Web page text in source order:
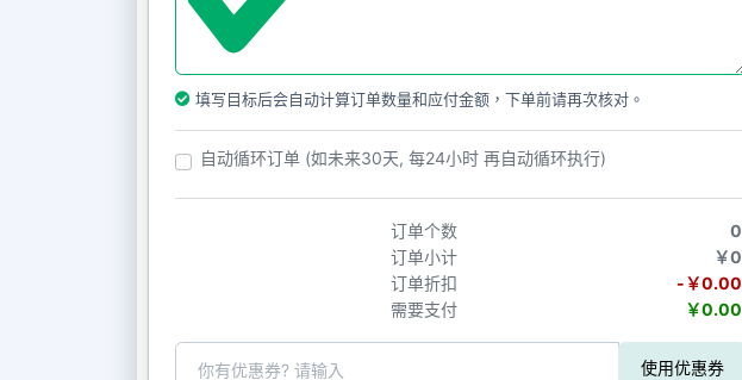
填写目标后会自动计算订单数量和应付金额，下单前请再次核对。
自动循环订单 (如未来30天, 每24小时 再自动循环执行)
订单个数
0
订单小计
￥0
订单折扣
-￥0.00
需要支付
￥0.00
使用优惠券